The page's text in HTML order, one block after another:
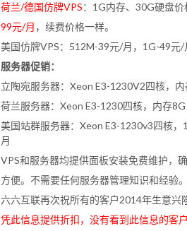
荷兰/德国仿牌VPS：1G内存、30G硬盘价
99元/月 ，续费价格一样。
美国仿牌VPS：512M-39元/月，1G-49元/
服务器促销：
立陶宛服务器：Xeon E3-1230V2四核，内
荷兰服务器：Xeon E3-1230四核，内存
美国站群服务器：Xeon E3-1230v3四核，
月
VPS和服务器均提供面板安装免费维护，
方便。不需要任何服务器管理知识和经验。
六六互联再次祝所有的客户2014年生意兴
凭此信息提供折扣，没有看到此信息的客